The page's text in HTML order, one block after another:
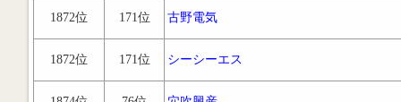
1872位 171位 古野電気
1872位 171位 シーシーエス